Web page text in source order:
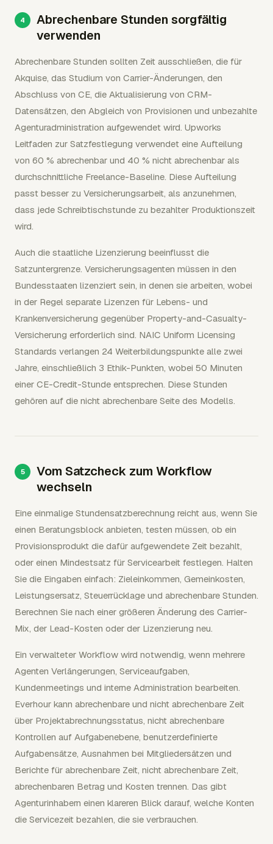
Abrechenbare Stunden sorgfältig
verwenden
Abrechenbare Stunden sollten Zeit ausschließen, die für
Akquise, das Studium von Carrier-Änderungen, den
Abschluss von CE, die Aktualisierung von CRM-
Datensätzen, den Abgleich von Provisionen und unbezahlte
Agenturadministration aufgewendet wird. Upworks
Leitfaden zur Satzfestlegung verwendet eine Aufteilung
von 60 % abrechenbar und 40 % nicht abrechenbar als
durchschnittliche Freelance-Baseline. Diese Aufteilung
passt besser zu Versicherungsarbeit, als anzunehmen,
dass jede Schreibtischstunde zu bezahlter Produktionszeit
wird.
Auch die staatliche Lizenzierung beeinflusst die
Satzuntergrenze. Versicherungsagenten müssen in den
Bundesstaaten lizenziert sein, in denen sie arbeiten, wobei
in der Regel separate Lizenzen für Lebens- und
Krankenversicherung gegenüber Property-and-Casualty-
Versicherung erforderlich sind. NAIC Uniform Licensing
Standards verlangen 24 Weiterbildungspunkte alle zwei
Jahre, einschließlich 3 Ethik-Punkten, wobei 50 Minuten
einer CE-Credit-Stunde entsprechen. Diese Stunden
gehören auf die nicht abrechenbare Seite des Modells.
Vom Satzcheck zum Workflow
wechseln
Eine einmalige Stundensatzberechnung reicht aus, wenn Sie
einen Beratungsblock anbieten, testen müssen, ob ein
Provisionsprodukt die dafür aufgewendete Zeit bezahlt,
oder einen Mindestsatz für Servicearbeit festlegen. Halten
Sie die Eingaben einfach: Zieleinkommen, Gemeinkosten,
Leistungsersatz, Steuerrücklage und abrechenbare Stunden.
Berechnen Sie nach einer größeren Änderung des Carrier-
Mix, der Lead-Kosten oder der Lizenzierung neu.
Ein verwalteter Workflow wird notwendig, wenn mehrere
Agenten Verlängerungen, Serviceaufgaben,
Kundenmeetings und interne Administration bearbeiten.
Everhour kann abrechenbare und nicht abrechenbare Zeit
über Projektabrechnungsstatus, nicht abrechenbare
Kontrollen auf Aufgabenebene, benutzerdefinierte
Aufgabensätze, Ausnahmen bei Mitgliedersätzen und
Berichte für abrechenbare Zeit, nicht abrechenbare Zeit,
abrechenbaren Betrag und Kosten trennen. Das gibt
Agenturinhabern einen klareren Blick darauf, welche Konten
die Servicezeit bezahlen, die sie verbrauchen.